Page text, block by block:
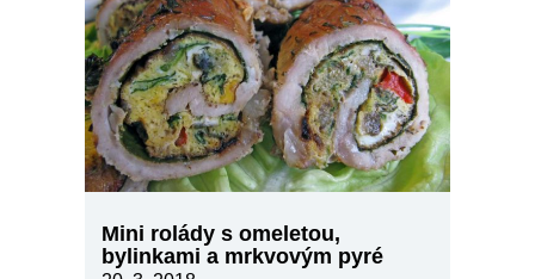
Mini rolády s omeletou,
bylinkami a mrkvovým pyré